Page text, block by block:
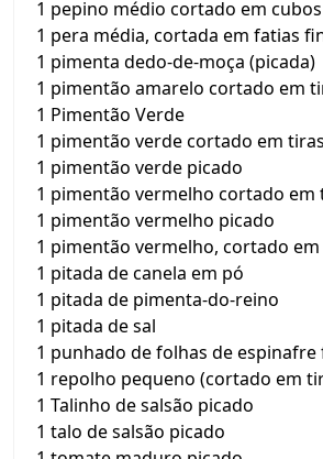
1 pepino médio cortado em cubos
1 pera média, cortada em fatias
1 pimenta dedo-de-moça (picada)
1 pimentão amarelo cortado em
1 Pimentão Verde
1 pimentão verde cortado em tiras
1 pimentão verde picado
1 pimentão vermelho cortado em
1 pimentão vermelho picado
1 pimentão vermelho, cortado
1 pitada de canela em pó
1 pitada de pimenta-do-reino
1 pitada de sal
1 punhado de folhas de espinafre
1 repolho pequeno (cortado em
1 Talinho de salsão picado
1 talo de salsão picado